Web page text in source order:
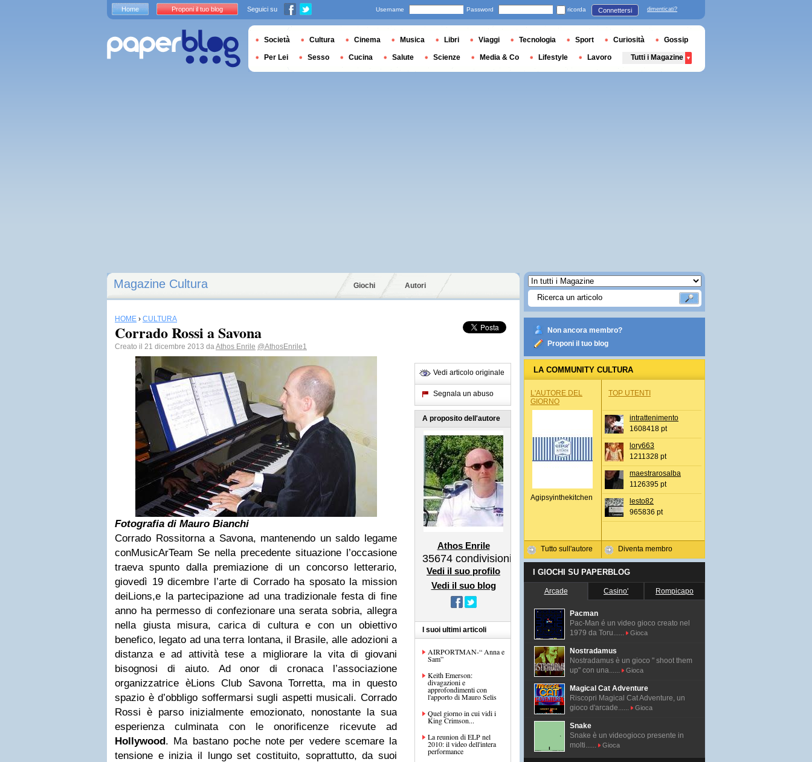
Magazine Cultura Giochi Autori
HOME › CULTURA
Corrado Rossi a Savona
Creato il 21 dicembre 2013 daAthos Enrile @AthosEnrile1
Fotografia di Mauro Bianchi
Corrado Rossitorna a Savona, mantenendo un saldo legame
conMusicArTeam Se nella precedente situazione l’occasione
traeva spunto dalla premiazione di un concorso letterario,
giovedì 19 dicembre l’arte di Corrado ha sposato la mission
deiLions,e la partecipazione ad una tradizionale festa di fine
anno ha permesso di confezionare una serata sobria, allegra
nella giusta misura, carica di cultura e con un obiettivo
benefico, legato ad una terra lontana, il Brasile, alle adozioni a
distanza e ad attività tese a migliorare la vita di giovani
bisognosi di aiuto.
Ad onor di cronaca l’associazione
organizzatrice èLions Club Savona Torretta, ma in questo
spazio è d’obbligo soffermarsi sugli aspetti musicali. Corrado
Rossi è parso inizialmente emozionato, nonostante la sua
esperienza culminata con le onorificenze ricevute ad
Hollywood. Ma bastano poche note per vedere scemare la
tensione e inizia il lungo set costituito, soprattutto, da suoi
Vedi articolo originale
Segnala un abuso
A proposito dell'autore
Athos Enrile
35674 condivisioni
Vedi il suo profilo
Vedi il suo blog
I suoi ultimi articoli
AIRPORTMAN-“ Anna e
Sam”
Keith Emerson:
divagazioni e
approfondimenti con
l'apporto di Mauro Selis
Quel giorno in cui vidi i
King Crimson...
La reunion di ELP nel
2010: il video dell'intera
performance
Non ancora membro?
Proponi il tuo blog
LA COMMUNITY CULTURA
L'AUTORE DEL
GIORNO
Agipsyinthekitchen
Tutto sull'autore
TOP UTENTI
intrattenimento
1608418 pt
lory663
1211328 pt
maestrarosalba
1126395 pt
lesto82
965836 pt
Diventa membro
I GIOCHI SU PAPERBLOG
Arcade Casino' Rompicapo
Pacman
Pac-Man é un video gioco creato nel
1979 da Toru......
Gioca
Nostradamus
Nostradamus è un gioco " shoot them
up" con una......
Gioca
Magical Cat Adventure
Riscopri Magical Cat Adventure, un
gioco d'arcade......
Gioca
Snake
Snake è un videogioco presente in
molti......
Gioca
Home Proponi il tuo blog Seguici su Username Password ricorda Connettersi dimenticati?
Società Cultura Cinema Musica Libri Viaggi Tecnologia Sport Curiosità Gossip
Per Lei Sesso Cucina Salute Scienze Media & Co Lifestyle Lavoro Tutti i Magazine